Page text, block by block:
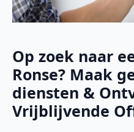
Op zoek naar
Ronse? Maak
diensten &
Vrijblijvende